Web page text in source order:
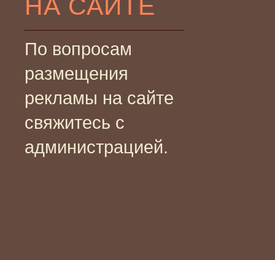
По вопросам
размещения
рекламы на сайте
свяжитесь с
администрацией.